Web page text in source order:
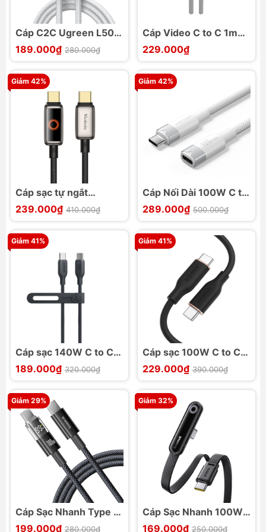
Cáp C2C Ugreen L502
sạc nhanh PD 100W
189.000₫ 280.000₫
Cáp Video C to C 1m
Sạc Nhanh 100W
20Gbps Momax DC31
229.000₫
Giảm 42%
Cáp sạc tự ngắt
MCDODO CA-668
1.2m C to C 100W
239.000₫ 410.000₫
Giảm 42%
Cáp Nối Dài 100W C to
C VENTION TRF
4K@60Hz 10Gbps
289.000₫ 500.000₫
Giảm 41%
Cáp sạc 140W C to C
ANKER TPE Bio-Based
544 A80F1
189.000₫ 320.000₫
Giảm 41%
Cáp sạc 100W C to C
ANKER 643 A8552
229.000₫ 390.000₫
Giảm 29%
Cáp Sạc Nhanh Type C
to Type C Baseus
199.000₫ 280.000₫
Giảm 32%
Cáp Sạc Nhanh 100W
Baseus MVP 3 Type C
169.000₫ 250.000₫